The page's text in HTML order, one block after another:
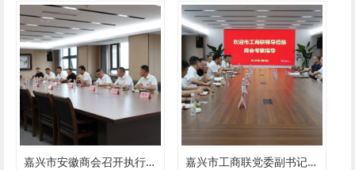
嘉兴市安徽商会召开执行会长会议 嘉兴市工商联党委副书记、副主席范剑春莅临商会考察指导